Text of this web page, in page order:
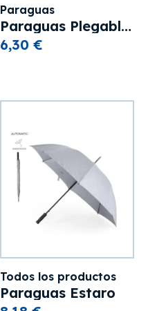
Paraguas
Paraguas Plegable Ottis
6,30 €
Todos los productos
Paraguas Estaro